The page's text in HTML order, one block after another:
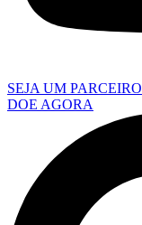
SEJA UM PARCEIRO
DOE AGORA